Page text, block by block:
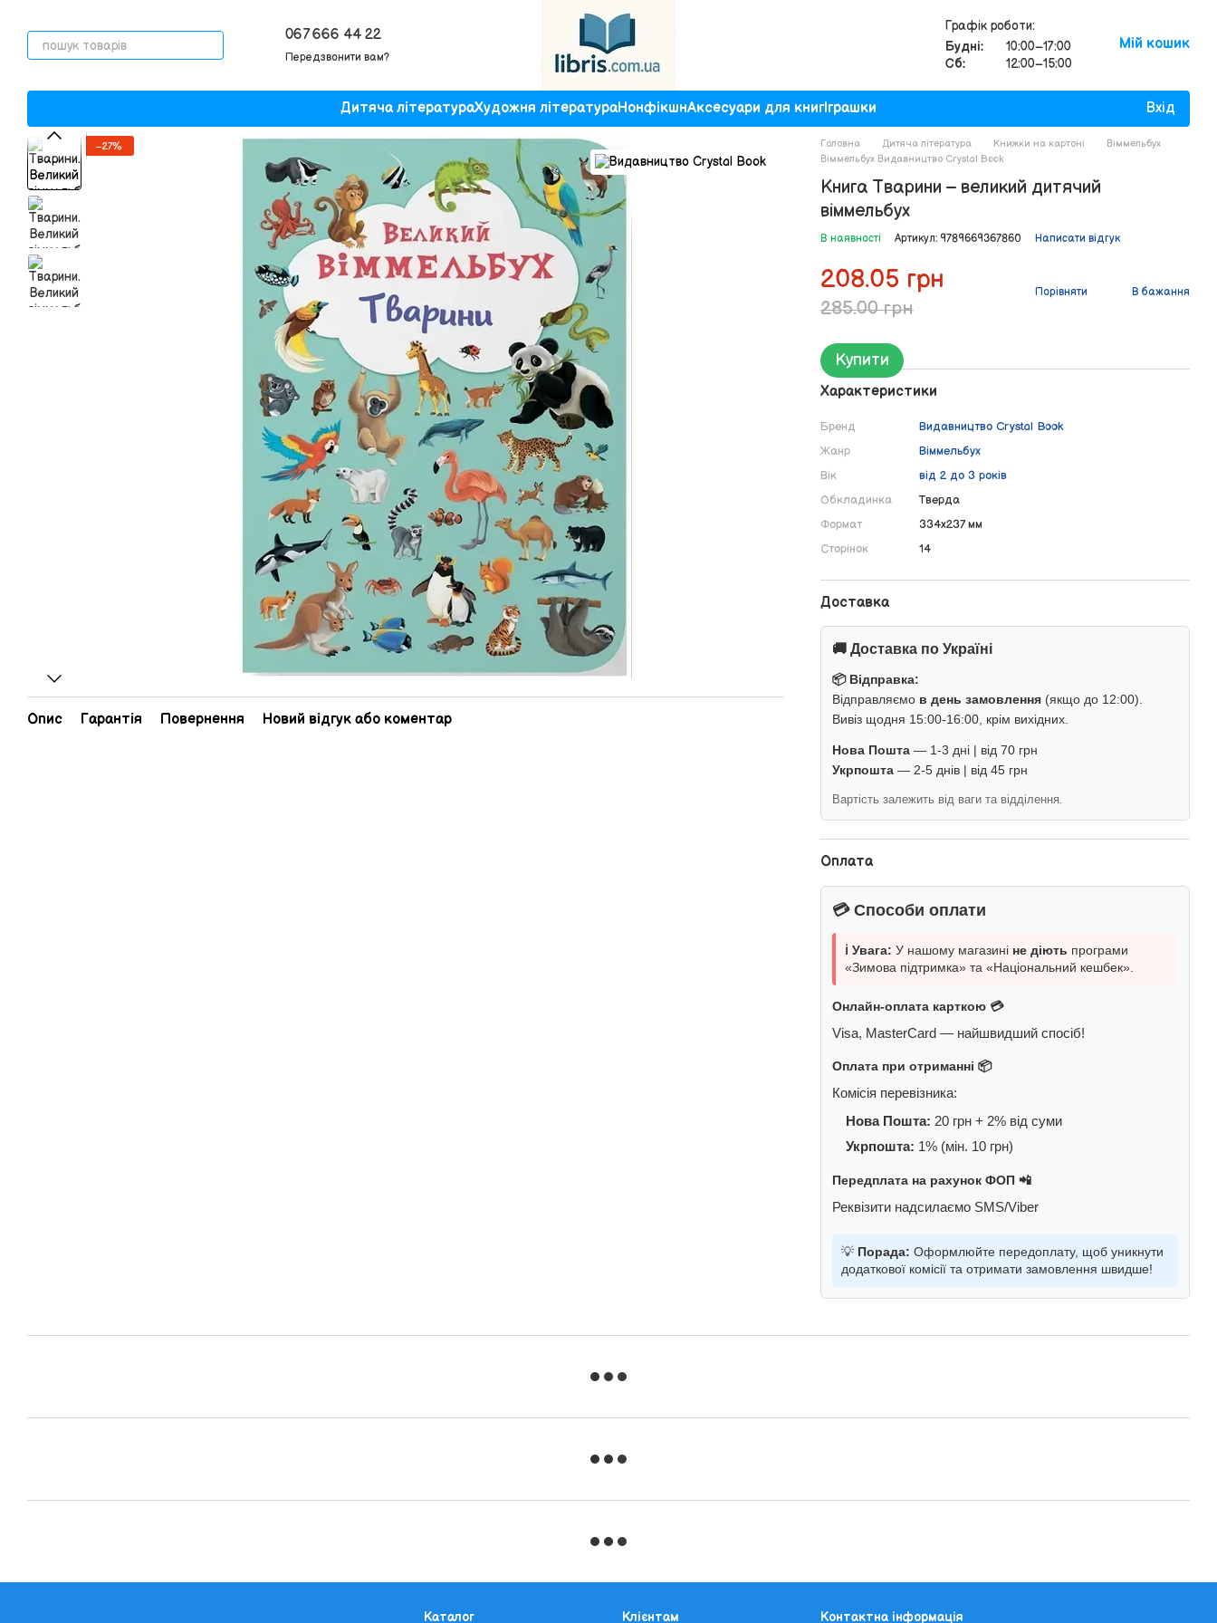
067 666 44 22
Передзвонити вам?
Графік роботи:
Будні:
10:00–17:00
Сб:
12:00–15:00
Мій кошик
Дитяча літератураХудожня літератураНонфікшнАксесуари для книгІграшки Вхід
−27%
Опис Гарантія Повернення Новий відгук або коментар
Головна Дитяча література Книжки на картоні
Віммельбух
Віммельбух Видавництво Crystal Book
Книга Тварини – великий дитячий
віммельбух
В наявності Артикул: 9789669367860 Написати відгук
208.05 грн
285.00 грн
Порівняти В бажання
Купити
Характеристики
Бренд
Видавництво Crystal Book
Жанр
Віммельбух
Вік
від 2 до 3 років
Обкладинка
Тверда
Формат
334х237 мм
Сторінок
14
Доставка
🚚 Доставка по Україні
📦 Відправка:
Відправляємо в день замовлення (якщо до 12:00).
Вивіз щодня 15:00-16:00, крім вихідних.
Нова Пошта — 1-3 дні | від 70 грн
Укрпошта — 2-5 днів | від 45 грн
Вартість залежить від ваги та відділення.
Оплата
💳 Способи оплати
ℹ️ Увага: У нашому магазині не діють програми
«Зимова підтримка» та «Національний кешбек».
Онлайн-оплата карткою 💳
Visa, MasterCard — найшвидший спосіб!
Оплата при отриманні 📦
Комісія перевізника:
Нова Пошта: 20 грн + 2% від суми
Укрпошта: 1% (мін. 10 грн)
Передплата на рахунок ФОП 📲
Реквізити надсилаємо SMS/Viber
💡 Порада: Оформлюйте передоплату, щоб уникнути
додаткової комісії та отримати замовлення швидше!
Каталог Клієнтам Контактна інформація